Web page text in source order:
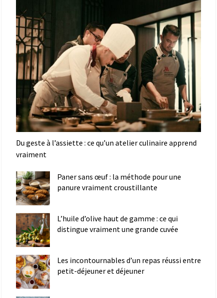
Du geste à l’assiette : ce qu’un atelier culinaire apprend
vraiment
Paner sans œuf : la méthode pour une
panure vraiment croustillante
L’huile d’olive haut de gamme : ce qui
distingue vraiment une grande cuvée
Les incontournables d’un repas réussi entre
petit-déjeuner et déjeuner